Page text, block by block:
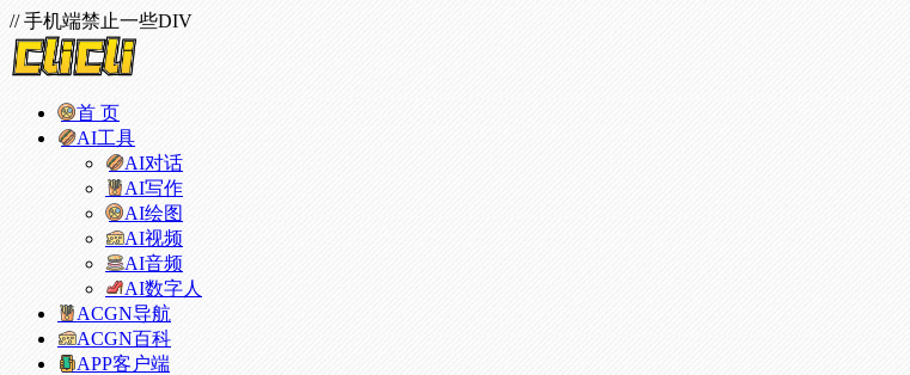
// 手机端禁止一些DIV
首 页
AI工具
AI对话
AI写作
AI绘图
AI视频
AI音频
AI数字人
ACGN导航
ACGN百科
APP客户端